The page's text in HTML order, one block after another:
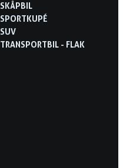
SKÅPBIL
SPORTKUPÉ
SUV
TRANSPORTBIL - FLAK